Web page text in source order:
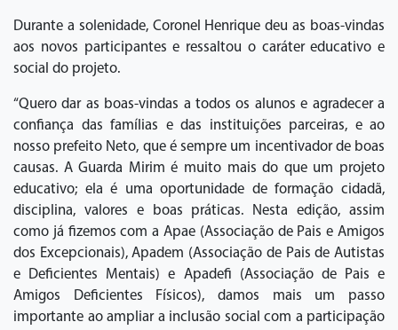
Durante a solenidade, Coronel Henrique deu as boas-vindas
aos novos participantes e ressaltou o caráter educativo e
social do projeto.
“Quero dar as boas-vindas a todos os alunos e agradecer a
confiança das famílias e das instituições parceiras, e ao
nosso prefeito Neto, que é sempre um incentivador de boas
causas. A Guarda Mirim é muito mais do que um projeto
educativo; ela é uma oportunidade de formação cidadã,
disciplina, valores e boas práticas. Nesta edição, assim
como já fizemos com a Apae (Associação de Pais e Amigos
dos Excepcionais), Apadem (Associação de Pais de Autistas
e Deficientes Mentais) e Apadefi (Associação de Pais e
Amigos Deficientes Físicos), damos mais um passo
importante ao ampliar a inclusão social com a participação